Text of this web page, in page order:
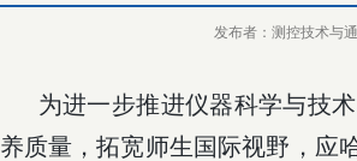
发布者：测控技术与
为进一步推进仪器科学与技
养质量，拓宽师生国际视野，应